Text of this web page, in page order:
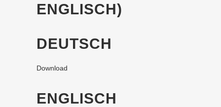
ENGLISCH)
DEUTSCH
Download
ENGLISCH